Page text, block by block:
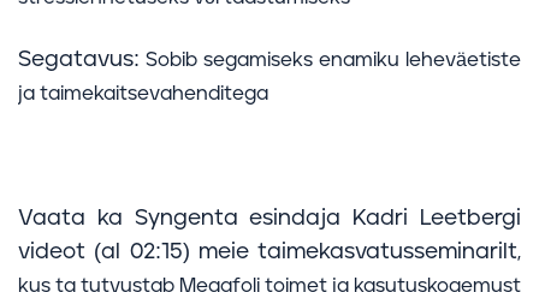
Segatavus: Sobib segamiseks enamiku leheväetiste
ja taimekaitsevahenditega
Vaata ka Syngenta esindaja Kadri Leetbergi
videot (al 02:15) meie taimekasvatusseminarilt,
kus ta tutvustab Megafoli toimet ja kasutuskogemust